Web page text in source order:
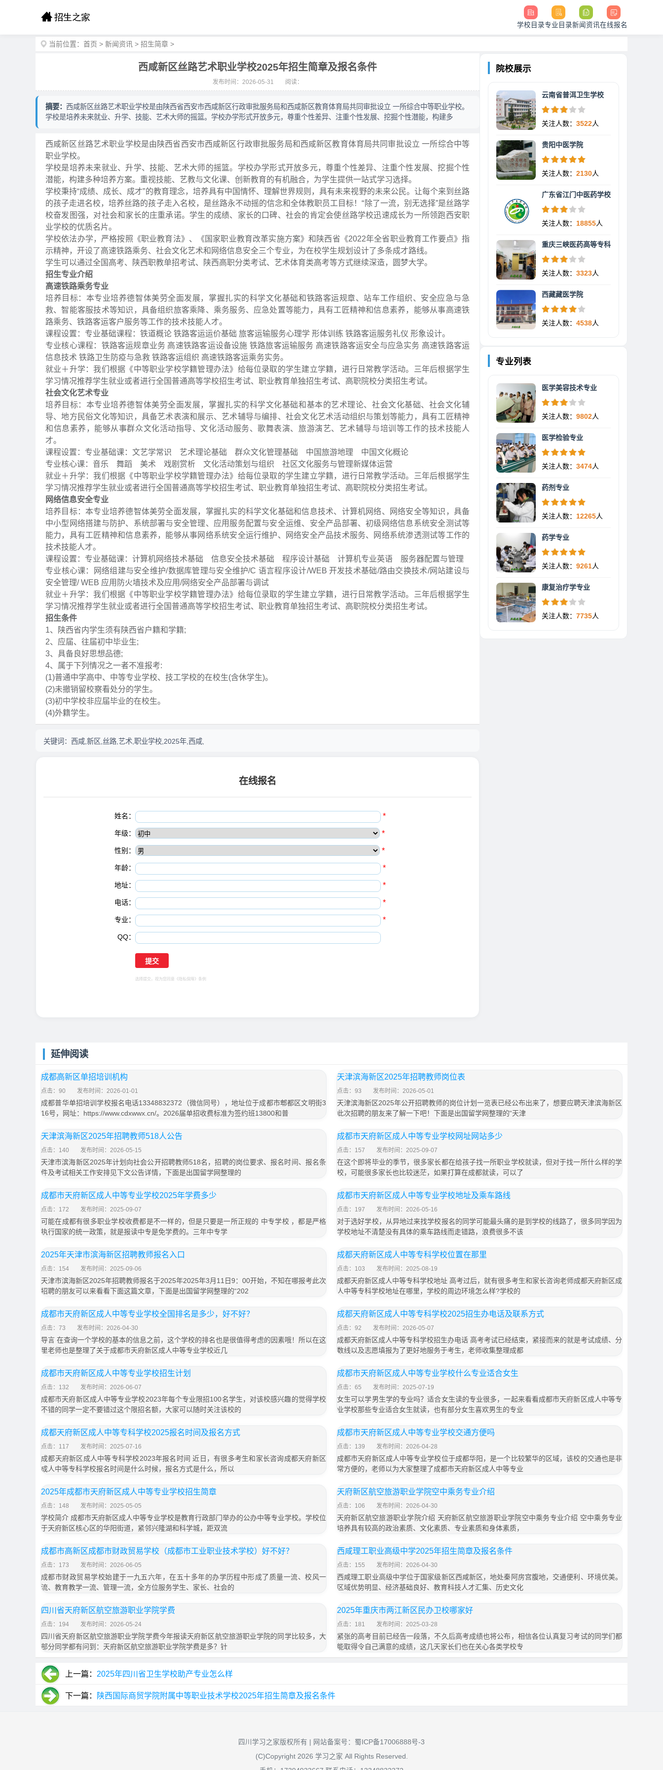
学校目录专业目录新闻资讯在线报名
当前位置： 首页 > 新闻资讯 > 招生简章 >
西咸新区丝路艺术职业学校2025年招生简章及报名条件
发布时间：2026-05-31 阅读：
摘要： 西咸新区丝路艺术职业学校是由陕西省西安市西咸新区行政审批服务局和西咸新区教育体育局共同审批设立 一所综合中等职业学校。
学校是培养未来就业、升学、技能、艺术大师的摇篮。学校办学形式开放多元，尊重个性差异、注重个性发展、挖掘个性潜能，构建多
西咸新区丝路艺术职业学校是由陕西省西安市西咸新区行政审批服务局和西咸新区教育体育局共同审批设立 一所综合中等
职业学校。
学校是培养未来就业、升学、技能、艺术大师的摇篮。学校办学形式开放多元，尊重个性差异、注重个性发展、挖掘个性
潜能，构建多种培养方案。重视技能、艺教与文化课、创新教育的有机融合，为学生提供一站式学习选择。
学校秉持“成绩、成长、成才”的教育理念，培养具有中国情怀、理解世界规则，具有未来视野的未来公民。让每个来到丝路
的孩子走进名校，培养丝路的孩子走入名校，是丝路永不动摇的信念和全体教职员工目标！“除了一流，别无选择”是丝路学
校奋发图强，对社会和家长的庄重承诺。学生的成绩、家长的口碑、社会的肯定会使丝路学校迅速成长为一所领跑西安职
业学校的优质名片。
学校依法办学，严格按照《职业教育法》、《国家职业教育改革实施方案》和陕西省《2022年全省职业教育工作要点》指
示精神，开设了高速铁路乘务、社会文化艺术和网络信息安全三个专业，为在校学生规划设计了多条成才路线。
学生可以通过全国高考、陕西职教单招考试、陕西高职分类考试、艺术体育类高考等方式继续深造，圆梦大学。
招生专业介绍
高速铁路乘务专业
培养目标：本专业培养德智体美劳全面发展，掌握扎实的科学文化基础和铁路客运规章、站车工作组织、安全应急与急
救、智能客服技术等知识，具备组织旅客乘降、乘务服务、应急处置等能力，具有工匠精神和信息素养，能够从事高速铁
路乘务、铁路客运客户服务等工作的技术技能人才。
课程设置：专业基础课程：铁道概论 铁路客运运价基础 旅客运输服务心理学 形体训练 铁路客运服务礼仪 形象设计。
专业核心课程：铁路客运规章业务 高速铁路客运设备设施 铁路旅客运输服务 高速铁路客运安全与应急实务 高速铁路客运
信息技术 铁路卫生防疫与急救 铁路客运组织 高速铁路客运乘务实务。
就业＋升学：我们根据《中等职业学校学籍管理办法》给每位录取的学生建立学籍，进行日常教学活动。三年后根据学生
学习情况推荐学生就业或者进行全国普通高等学校招生考试、职业教育单独招生考试、高职院校分类招生考试。
社会文化艺术专业
培养目标：本专业培养德智体美劳全面发展，掌握扎实的科学文化基础和基本的艺术理论、社会文化基础、社会文化辅
导、地方民俗文化等知识，具备艺术表演和展示、艺术辅导与编排、社会文化艺术活动组织与策划等能力，具有工匠精神
和信息素养，能够从事群众文化活动指导、文化活动服务、歌舞表演、旅游演艺、艺术辅导与培训等工作的技术技能人
才。
课程设置：专业基础课：文艺学常识 艺术理论基础 群众文化管理基础 中国旅游地理 中国文化概论
专业核心课：音乐 舞蹈 美术 戏剧赏析 文化活动策划与组织 社区文化服务与管理新媒体运营
就业＋升学：我们根据《中等职业学校学籍管理办法》给每位录取的学生建立学籍，进行日常教学活动。三年后根据学生
学习情况推荐学生就业或者进行全国普通高等学校招生考试、职业教育单独招生考试、高职院校分类招生考试。
网络信息安全专业
培养目标：本专业培养德智体美劳全面发展，掌握扎实的科学文化基础和信息技术、计算机网络、网络安全等知识，具备
中小型网络搭建与防护、系统部署与安全管理、应用服务配置与安全运维、安全产品部署、初级网络信息系统安全测试等
能力，具有工匠精神和信息素养，能够从事网络系统安全运行维护、网络安全产品技术服务、网络系统渗透测试等工作的
技术技能人才。
课程设置：专业基础课：计算机网络技术基础 信息安全技术基础 程序设计基础 计算机专业英语 服务器配置与管理
专业核心课：网络组建与安全维护/数据库管理与安全维护/C 语言程序设计/WEB 开发技术基础/路由交换技术/网站建设与
安全管理/ WEB 应用防火墙技术及应用/网络安全产品部署与调试
就业＋升学：我们根据《中等职业学校学籍管理办法》给每位录取的学生建立学籍，进行日常教学活动。三年后根据学生
学习情况推荐学生就业或者进行全国普通高等学校招生考试、职业教育单独招生考试、高职院校分类招生考试。
招生条件
1、陕西省内学生须有陕西省户籍和学籍;
2、应届、往届初中毕业生;
3、具备良好思想品德;
4、属于下列情况之一者不准报考:
(1)普通中学高中、中等专业学校、技工学校的在校生(含休学生)。
(2)未撤销留校察看处分的学生。
(3)初中学校非应届毕业的在校生。
(4)外籍学生。
关键词： 西咸,新区,丝路,艺术,职业学校,2025年,西咸,
在线报名
姓名： *
年级： *
性别： *
年龄： *
地址： *
电话： *
专业： *
QQ：
选择提交，视为您同意 《隐私保障》 条例
院校展示
云南省普洱卫生学校
关注人数： 3522人
贵阳中医学院
关注人数： 2130人
广东省江门中医药学校
关注人数： 18855人
重庆三峡医药高等专科
关注人数： 3323人
西藏藏医学院
关注人数： 4538人
专业列表
医学美容技术专业
关注人数： 9802人
医学检验专业
关注人数： 3474人
药剂专业
关注人数： 12265人
药学专业
关注人数： 9261人
康复治疗学专业
关注人数： 7735人
延伸阅读
成都高新区单招培训机构
点击：90 发布时间：2026-01-01
成都普华单招培训学校报名电话13348832372（微信同号），地址位于成都市郫都区文明街3
16号，网址：https://www.cdxwwx.cn/。2026届单招收费标准为签约班13800和普
​天津滨海新区2025年招聘教师岗位表
点击：93 发布时间：2026-05-01
天津滨海新区2025年公开招聘教师的岗位计划一览表已经公布出来了，想要应聘天津滨海新区
此次招聘的朋友来了解一下吧！下面是出国留学网整理的“天津
天津滨海新区2025年招聘教师518人公告
点击：140 发布时间：2026-05-15
天津市滨海新区2025年计划向社会公开招聘教师518名，招聘的岗位要求、报名时间、报名条
件及考试相关工作安排见下文公告详情，下面是出国留学网整理的
成都市天府新区成人中等专业学校网址网站多少
点击：157 发布时间：2025-09-07
在这个即将毕业的季节，很多家长都在给孩子找一所职业学校就读，但对于找一所什么样的学
校，可能很多家长也比较迷茫，如果打算在成都就读，可以了
成都市天府新区成人中等专业学校2025年学费多少
点击：172 发布时间：2025-09-07
可能在成都有很多职业学校收费都是不一样的，但是只要是一所正规的 中专学校 ，都是严格
执行国家的统一政策，就是报读中专是免学费的。三年中专学
成都市天府新区成人中等专业学校地址及乘车路线
点击：197 发布时间：2026-05-16
对于选好学校，从异地过来找学校报名的同学可能最头痛的是到学校的线路了，很多同学因为
学校地址不清楚没有具体的乘车路线而走错路，浪费很多不该
2025年天津市滨海新区招聘教师报名入口
点击：154 发布时间：2025-09-06
天津市滨海新区2025年招聘教师报名于2025年2025年3月11日9：00开始，不知在哪报考此次
招聘的朋友可以来看看下面这篇文章，下面是出国留学网整理的“202
成都天府新区成人中等专科学校位置在那里
点击：103 发布时间：2025-08-19
成都天府新区成人中等专科学校地址 高考过后，就有很多考生和家长咨询老师成都天府新区成
人中等专科学校地址在哪里，学校的周边环境怎么样?学校的
成都市天府新区成人中等专业学校全国排名是多少，好不好？
点击：73 发布时间：2026-04-30
导言 在查询一个学校的基本的信息之前，这个学校的排名也是很值得考虑的因素哦！所以在这
里老师也是整理了关于成都市天府新区成人中等专业学校近几
成都天府新区成人中等专科学校2025招生办电话及联系方式
点击：92 发布时间：2026-05-07
成都天府新区成人中等专科学校招生办电话 高考考试已经结束，紧接而来的就是考试成绩、分
数线以及志愿填报为了更好地服务于考生，老师收集整理成都
成都市天府新区成人中等专业学校招生计划
点击：132 发布时间：2026-06-07
成都市天府新区成人中等专业学校2023年每个专业限招100名学生，对该校感兴趣的觉得学校
不错的同学一定不要错过这个限招名额，大家可以随时关注该校的
成都市天府新区成人中等专业学校什么专业适合女生
点击：65 发布时间：2025-07-19
女生可以学男生学的专业吗？适合女生读的专业很多，一起来看看成都市天府新区成人中等专
业学校那些专业适合女生就读，也有部分女生喜欢男生的专业
成都天府新区成人中等专科学校2025报名时间及报名方式
点击：117 发布时间：2025-07-16
成都天府新区成人中等专科学校2023年报名时间 近日，有很多考生和家长咨询成都天府新区
成人中等专科学校报名时间是什么时候，报名方式是什么，所以
成都市天府新区成人中等专业学校交通方便吗
点击：139 发布时间：2026-04-28
成都市天府新区成人中等专业学校位于成都华阳，是一个比较繁华的区域，该校的交通也是非
常方便的，老师以为大家整理了成都市天府新区成人中等专业
2025年成都市天府新区成人中等专业学校招生简章
点击：148 发布时间：2025-05-05
学校简介 成都市天府新区成人中等专业学校是教育行政部门举办的公办中等专业学校。学校位
于天府新区核心区的华阳街道，紧邻兴隆湖和科学城，距双流
天府新区航空旅游职业学院空中乘务专业介绍
点击：106 发布时间：2026-04-30
天府新区航空旅游职业学院介绍 天府新区航空旅游职业学院空中乘务专业介绍 空中乘务专业
培养具有较高的政治素质、文化素质、专业素质和身体素质，
成都市高新区成都市财政贸易学校（成都市工业职业技术学校）好不好？
点击：173 发布时间：2026-06-05
成都市财政贸易学校始建于一九五六年，在五十多年的办学历程中形成了质量一流、校风一
流、教育教学一流、管理一流，全方位服务学生、家长、社会的
西咸理工职业高级中学2025年招生简章及报名条件
点击：155 发布时间：2026-04-30
西咸理工职业高级中学位于国家级新区西咸新区，地处秦阿房宫腹地，交通便利、环境优美。
区域优势明显、经济基础良好、教育科技人才汇集、历史文化
四川省天府新区航空旅游职业学院学费
点击：194 发布时间：2026-05-24
四川省天府新区航空旅游职业学院学费今年报读天府新区航空旅游职业学院的同学比较多，大
部分同学都有问到：天府新区航空旅游职业学院学费是多？针
2025年重庆市两江新区民办卫校哪家好
点击：181 发布时间：2025-03-28
紧张的高考目前已经告一段落，不久后高考成绩也将公布，相信各位认真复习考试的同学们都
能取得令自己满意的成绩，这几天家长们也在关心各类学校专
上一篇： 2025年四川省卫生学校助产专业怎么样
下一篇： 陕西国际商贸学院附属中等职业技术学校2025年招生简章及报名条件
四川学习之家版权所有 | 网站备案号： 蜀ICP备17006888号-3
(C)Copyright 2026 学习之家 All Rights Reserved.